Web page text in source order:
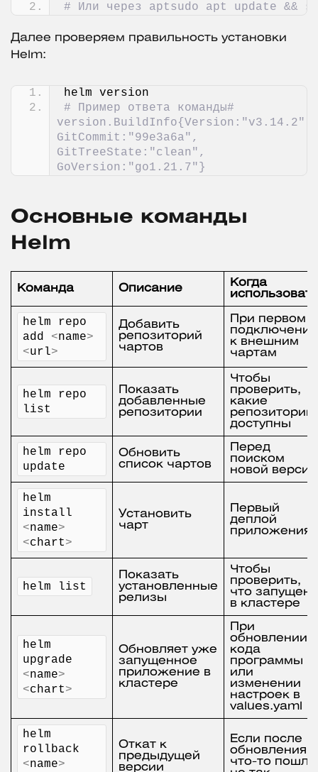
# Или через aptsudo apt update &&
Далее проверяем правильность установки
Helm:
helm version
# Пример ответа команды#
version.BuildInfo{Version:"v3.14.2",
GitCommit:"99e3a6a",
GitTreeState:"clean",
GoVersion:"go1.21.7"}
Основные команды
Helm
Команда Описание
Когда
использовать
helm repo
add <name>
<url>
Добавить
репозиторий
чартов
При первом
подключении
к внешним
чартам
helm repo
list
Показать
добавленные
репозитории
Чтобы
проверить,
какие
репозитории
доступны
helm repo
update
Обновить
список чартов
Перед
поиском
новой версии
helm
<name>
<chart>
Установить
чарт
Первый
деплой
приложения
helm list
Показать
установленные
релизы
Чтобы
проверить,
что запущено
в кластере
helm
<name>
<chart>
Обновляет уже
запущенное
приложение в
кластере
При
обновлении
кода
программы
или
изменении
настроек в
values.yaml
helm
<name>
Откат к
предыдущей
версии
Если после
обновления
что-то пошло